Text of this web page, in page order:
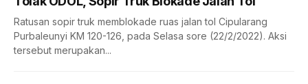
Ratusan sopir truk memblokade ruas jalan tol Cipularang
Purbaleunyi KM 120-126, pada Selasa sore (22/2/2022). Aksi
tersebut merupakan...